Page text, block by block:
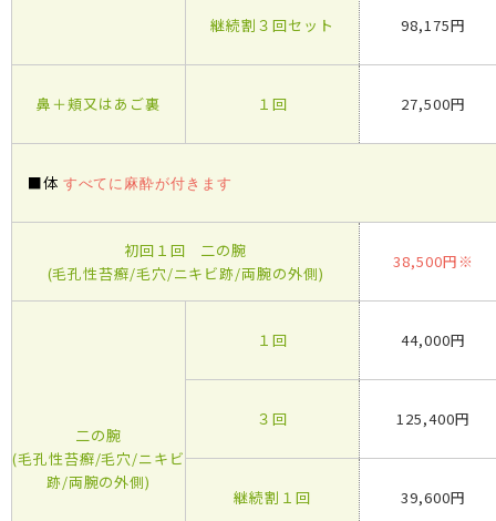
継続割３回セット 98,175円
鼻＋頬又はあご裏 １回 27,500円
■体 すべてに麻酔が付きます
初回１回 二の腕
(毛孔性苔癬/毛穴/ニキビ跡/両腕の外側)
38,500円※
二の腕
(毛孔性苔癬/毛穴/ニキビ
跡/両腕の外側)
１回 44,000円
３回 125,400円
継続割１回 39,600円